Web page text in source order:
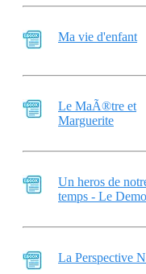
Ma vie d'enfant
Le MaÃ®tre et
Marguerite
Un heros de
temps - Le
La Perspective